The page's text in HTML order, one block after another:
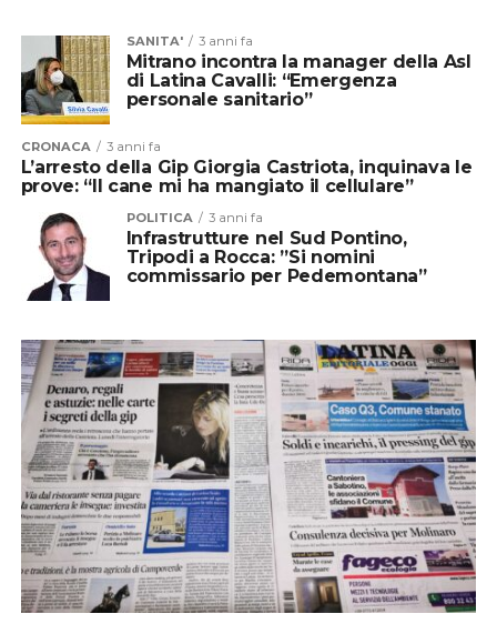
SANITA' 3 anni fa
Mitrano incontra la manager della Asl
di Latina Cavalli: “Emergenza
personale sanitario”
CRONACA 3 anni fa
L’arresto della Gip Giorgia Castriota, inquinava le
prove: “Il cane mi ha mangiato il cellulare”
POLITICA 3 anni fa
Infrastrutture nel Sud Pontino,
Tripodi a Rocca: ”Si nomini
commissario per Pedemontana”